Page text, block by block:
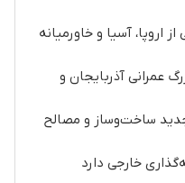
آسیا و خاورمیانه
آذربایجان و
ساخت‌وساز و مصالح
خارجی دارد